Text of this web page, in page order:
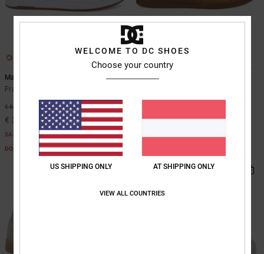
Manteca 4
Frauen Weiss Lederschuhe
€ 85,00 55%
€ 38,25
SALE
DOPPELTER RABATT EXTRA 25 %
DC Astrix
BRANDNEU
WELCOME TO DC SHOES
Choose your country
US SHIPPING ONLY AT SHIPPING ONLY
VIEW ALL COUNTRIES